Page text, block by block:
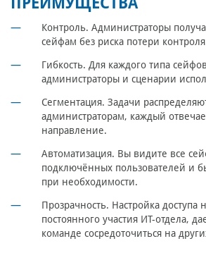
Контроль. Администраторы
сейфам без риска потери
Гибкость. Для каждого типа
администраторы и сценарии
Сегментация. Задачи
администраторам, каждый
направление.
Автоматизация. Вы видите все
подключённых пользователей и
при необходимости.
Прозрачность. Настройка доступа
постоянного участия ИТ-отдела,
команде сосредоточиться на